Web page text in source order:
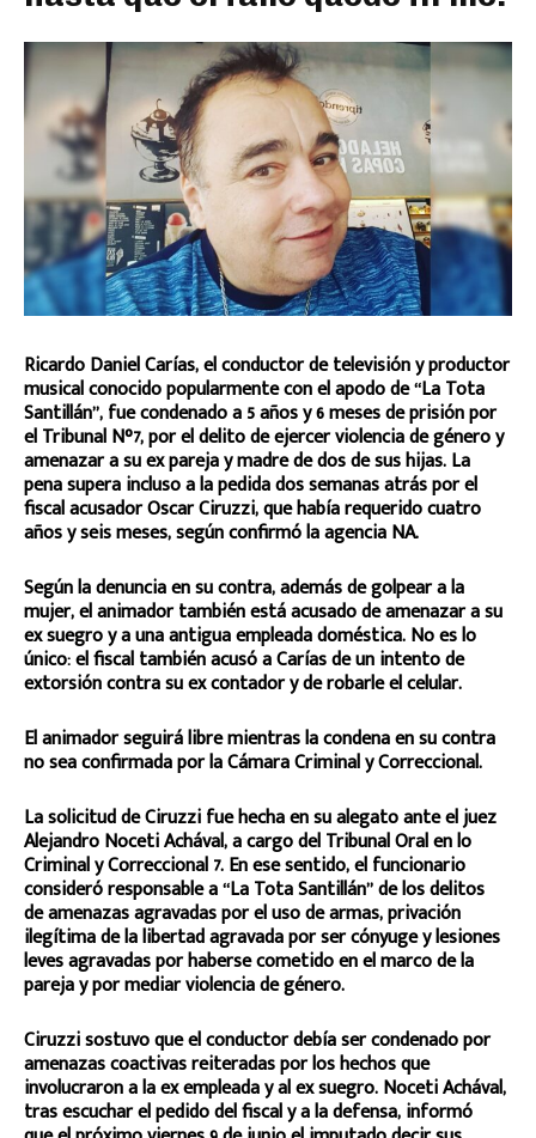
Ricardo Daniel Carías, el conductor de televisión y productor
musical conocido popularmente con el apodo de “La Tota
Santillán”, fue condenado a 5 años y 6 meses de prisión por
el Tribunal N°7, por el delito de ejercer violencia de género y
amenazar a su ex pareja y madre de dos de sus hijas. La
pena supera incluso a la pedida dos semanas atrás por el
fiscal acusador Oscar Ciruzzi, que había requerido cuatro
años y seis meses, según confirmó la agencia NA.
Según la denuncia en su contra, además de golpear a la
mujer, el animador también está acusado de amenazar a su
ex suegro y a una antigua empleada doméstica. No es lo
único: el fiscal también acusó a Carías de un intento de
extorsión contra su ex contador y de robarle el celular.
El animador seguirá libre mientras la condena en su contra
no sea confirmada por la Cámara Criminal y Correccional.
La solicitud de Ciruzzi fue hecha en su alegato ante el juez
Alejandro Noceti Achával, a cargo del Tribunal Oral en lo
Criminal y Correccional 7. En ese sentido, el funcionario
consideró responsable a “La Tota Santillán” de los delitos
de amenazas agravadas por el uso de armas, privación
ilegítima de la libertad agravada por ser cónyuge y lesiones
leves agravadas por haberse cometido en el marco de la
pareja y por mediar violencia de género.
Ciruzzi sostuvo que el conductor debía ser condenado por
amenazas coactivas reiteradas por los hechos que
involucraron a la ex empleada y al ex suegro. Noceti Achával,
tras escuchar el pedido del fiscal y a la defensa, informó